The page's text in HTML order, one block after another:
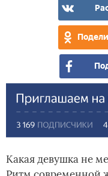
Какая девушка не